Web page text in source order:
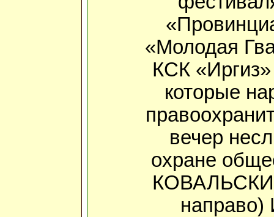
«Молодая
КСК «Иргиз»
которые
вечер
охране
направо)